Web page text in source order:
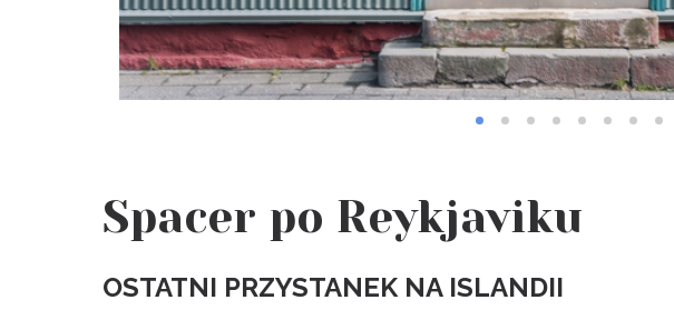
Spacer po Reykjaviku
OSTATNI PRZYSTANEK NA ISLANDII